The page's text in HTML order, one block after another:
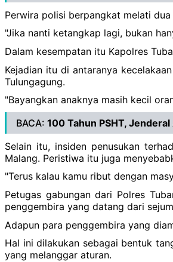
Perwira polisi berpangkat melati
"Jika nanti ketangkap lagi, bukan
Dalam kesempatan itu Kapolres
Kejadian itu di antaranya
Tulungagung.
"Bayangkan anaknya masih kecil
BACA: 100 Tahun PSHT,
Selain itu, insiden penusukan
Malang. Peristiwa itu juga
"Terus kalau kamu ribut dengan
Petugas gabungan dari Polres
penggembira yang datang dari
Adapun para penggembira yang
Hal ini dilakukan sebagai bentuk
yang melanggar aturan.